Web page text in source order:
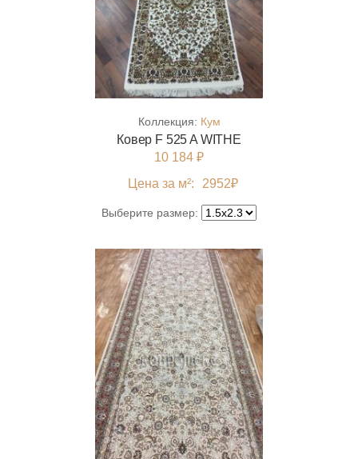
Коллекция: Кум
Ковер F 525 A WITHE
10 184 ₽
Цена за м²:
2952₽
Выберите размер: